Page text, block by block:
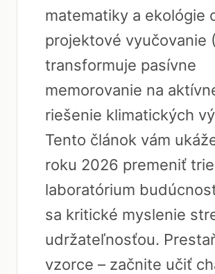
matematiky a ekológie
projektové vyučovanie
transformuje pasívne
memorovanie na
riešenie klimatických
Tento článok vám
roku 2026 premeniť
laboratórium
sa kritické myslenie
udržateľnosťou.
vzorce – začnite učiť